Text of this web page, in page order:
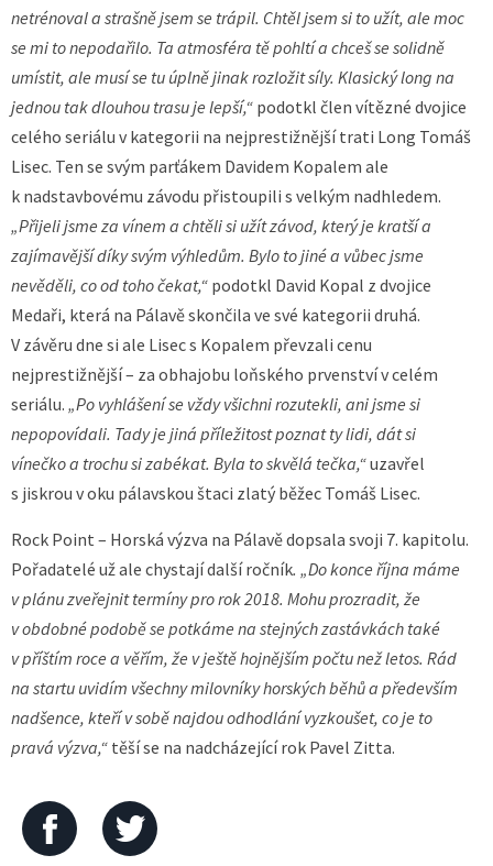
netrénoval a strašně jsem se trápil. Chtěl jsem si to užít, ale moc
se mi to nepodařilo. Ta atmosféra tě pohltí a chceš se solidně
umístit, ale musí se tu úplně jinak rozložit síly. Klasický long na
jednou tak dlouhou trasu je lepší,“ podotkl člen vítězné dvojice
celého seriálu v kategorii na nejprestižnější trati Long Tomáš
Lisec. Ten se svým parťákem Davidem Kopalem ale
k nadstavbovému závodu přistoupili s velkým nadhledem.
„Přijeli jsme za vínem a chtěli si užít závod, který je kratší a
zajímavější díky svým výhledům. Bylo to jiné a vůbec jsme
nevěděli, co od toho čekat,“ podotkl David Kopal z dvojice
Medaři, která na Pálavě skončila ve své kategorii druhá.
V závěru dne si ale Lisec s Kopalem převzali cenu
nejprestižnější – za obhajobu loňského prvenství v celém
seriálu. „Po vyhlášení se vždy všichni rozutekli, ani jsme si
nepopovídali. Tady je jiná příležitost poznat ty lidi, dát si
vínečko a trochu si zabékat. Byla to skvělá tečka,“uzavřel
s jiskrou v oku pálavskou štaci zlatý běžec Tomáš Lisec.
Rock Point – Horská výzva na Pálavě dopsala svoji 7. kapitolu.
Pořadatelé už ale chystají další ročník. „Do konce října máme
v plánu zveřejnit termíny pro rok 2018. Mohu prozradit, že
v obdobné podobě se potkáme na stejných zastávkách také
v příštím roce a věřím, že v ještě hojnějším počtu než letos. Rád
na startu uvidím všechny milovníky horských běhů a především
nadšence, kteří v sobě najdou odhodlání vyzkoušet, co je to
pravá výzva,“ těší se na nadcházející rok Pavel Zitta.